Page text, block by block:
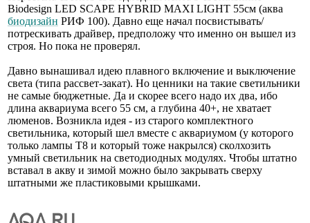
Biodesign LED SCAPE HYBRID MAXI LIGHT 55см (аква
биодизайн РИФ 100). Давно еще начал посвистывать/
потрескивать драйвер, предположу что именно он вышел из
строя. Но пока не проверял.
Давно вынашивал идею плавного включение и выключение
света (типа рассвет-закат). Но ценники на такие светильники
не самые бюджетные. Да и скорее всего надо их два, ибо
длина аквариума всего 55 см, а глубина 40+, не хватает
люменов. Возникла идея - из старого комплектного
светильника, который шел вместе с аквариумом (у которого
только лампы Т8 и который тоже накрылся) сколхозить
умный светильник на светодиодных модулях. Чтобы штатно
вставал в акву и зимой можно было закрывать сверху
штатными же пластиковыми крышками.